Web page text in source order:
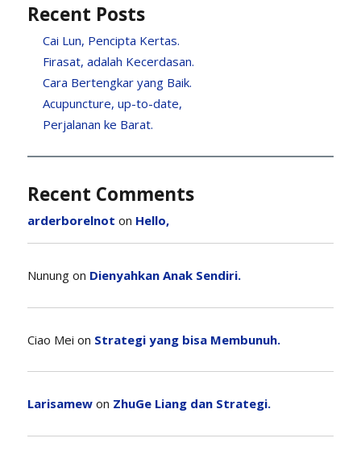
Recent Posts
Cai Lun, Pencipta Kertas.
Firasat, adalah Kecerdasan.
Cara Bertengkar yang Baik.
Acupuncture, up-to-date,
Perjalanan ke Barat.
Recent Comments
arderborelnot on Hello,
Nunung on Dienyahkan Anak Sendiri.
Ciao Mei on Strategi yang bisa Membunuh.
Larisamew on ZhuGe Liang dan Strategi.